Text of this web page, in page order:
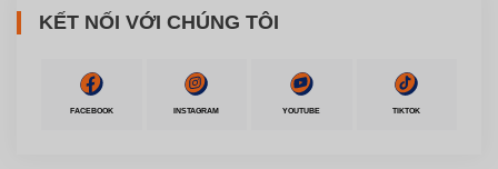
KẾT NỐI VỚI CHÚNG TÔI
FACEBOOK INSTAGRAM YOUTUBE TIKTOK